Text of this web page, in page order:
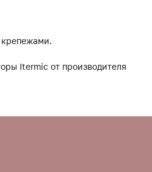
Itermic от производителя